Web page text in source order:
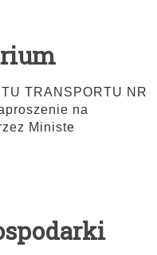
TRANSPORTU NR
na
Ministe